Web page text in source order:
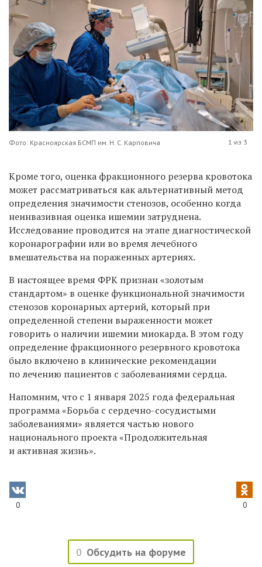
Фото: Красноярская БСМП им. Н. С. Карповича 1 из 3
Кроме того, оценка фракционного резерва кровотока
может рассматриваться как альтернативный метод
определения значимости стенозов, особенно когда
неинвазивная оценка ишемии затруднена.
Исследование проводится на этапе диагностической
коронарографии или во время лечебного
вмешательства на пораженных артериях.
В настоящее время ФРК признан «золотым
стандартом» в оценке функциональной значимости
стенозов коронарных артерий, который при
определенной степени выраженности может
говорить о наличии ишемии миокарда. В этом году
определение фракционного резервного кровотока
было включено в клинические рекомендации
по лечению пациентов с заболеваниями сердца.
Напомним, что с 1 января 2025 года федеральная
программа «Борьба с сердечно-сосудистыми
заболеваниями» является частью нового
национального проекта «Продолжительная
и активная жизнь».
0 0
0 Обсудить на форуме